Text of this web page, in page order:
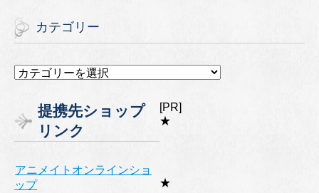
カテゴリー
カ
リ
ー
提携先ショップ
リンク
[PR]
★
アニメイトオンラインショ
ップ
★